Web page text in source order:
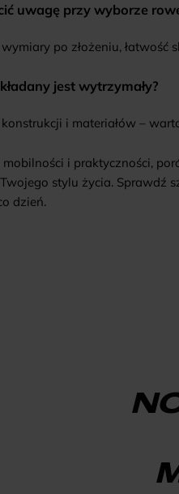
uwagę przy wyborze
po złożeniu,
jest wytrzymały?
i materiałów –
mobilności i praktyczności,
stylu życia. Sprawdź
dzień.